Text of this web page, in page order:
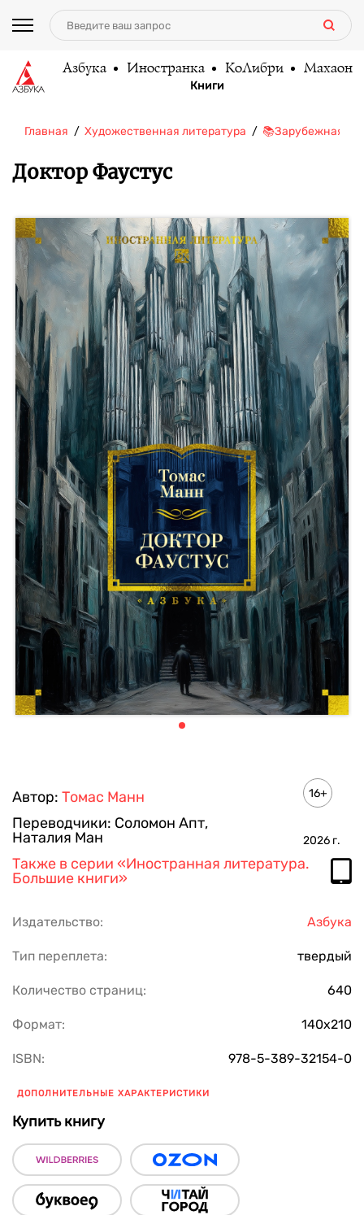
Азбука Иностранка КоЛибри Махаон
Книги
Главная Художественная литература 📚Зарубежная
Доктор Фаустус
Автор: Томас Манн
Переводчики: Соломон Апт,
Наталия Ман
16+
2026 г.
Также в серии «Иностранная литература.
Большие книги»
Издательство: Азбука
Тип переплета: твердый
Количество страниц: 640
Формат: 140х210
ISBN: 978-5-389-32154-0
ДОПОЛНИТЕЛЬНЫЕ ХАРАКТЕРИСТИКИ
Купить книгу